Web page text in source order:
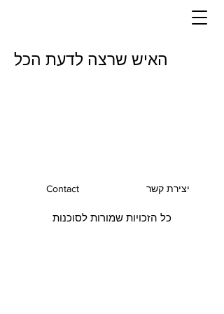
האיש שרצה לדעת הכל
Contact יצירת קשר
כל הזכויות שמורות לסוכנות